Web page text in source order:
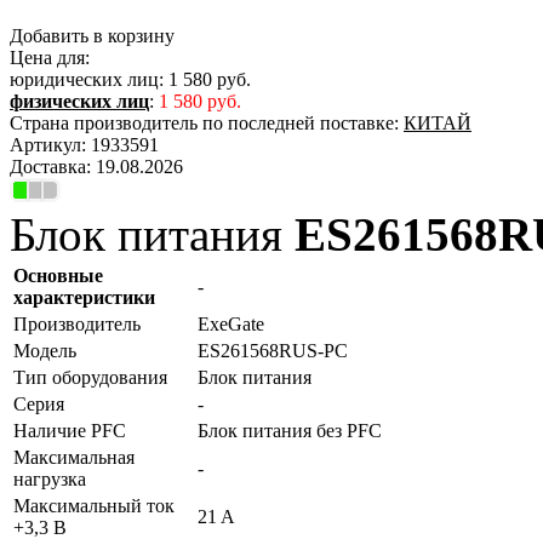
Добавить в корзину
Цена для:
юридических лиц: 1 580 руб.
физических лиц: 1 580 руб.
Страна производитель по последней поставке: КИТАЙ
Артикул: 1933591
Доставка: 19.08.2026
Блок питания
Основные
характеристики
-
Производитель
ExeGate
Модель
ES261568RUS-PC
Тип оборудования
Блок питания
Серия
-
Наличие PFC
Блок питания без PFC
Максимальная
нагрузка
-
Максимальный ток
+3,3 В
21 A